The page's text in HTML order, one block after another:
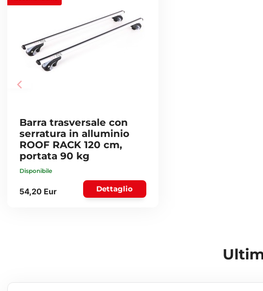
Barra trasversale con
serratura in alluminio
ROOF RACK 120 cm,
portata 90 kg
Disponibile
54,20 Eur Dettaglio